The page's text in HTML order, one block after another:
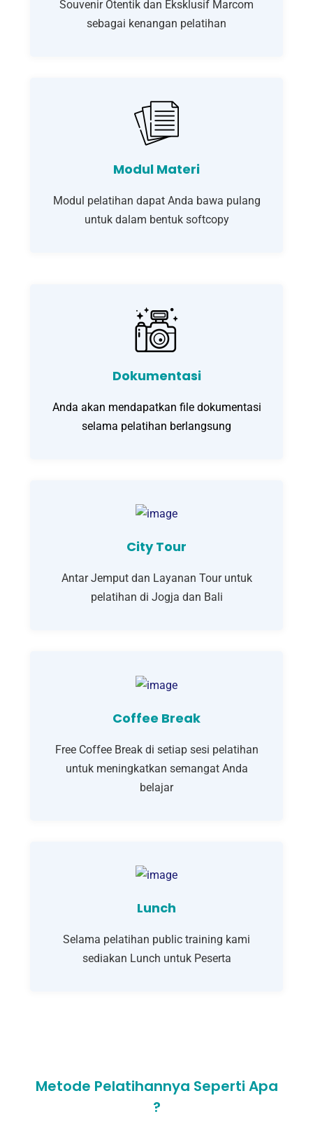
Souvenir Otentik dan Eksklusif Marcom
sebagai kenangan pelatihan
Modul Materi
Modul pelatihan dapat Anda bawa pulang
untuk dalam bentuk softcopy
Dokumentasi
Anda akan mendapatkan file dokumentasi
selama pelatihan berlangsung
City Tour
Antar Jemput dan Layanan Tour untuk
pelatihan di Jogja dan Bali
Coffee Break
Free Coffee Break di setiap sesi pelatihan
untuk meningkatkan semangat Anda
belajar
Lunch
Selama pelatihan public training kami
sediakan Lunch untuk Peserta
Metode Pelatihannya Seperti Apa
?